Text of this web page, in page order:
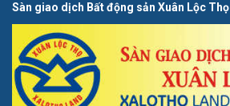
Sàn giao dịch Bất động sản Xuân Lộc Thọ